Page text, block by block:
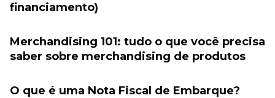
financiamento)
Merchandising 101: tudo o que você precisa
saber sobre merchandising de produtos
O que é uma Nota Fiscal de Embarque?